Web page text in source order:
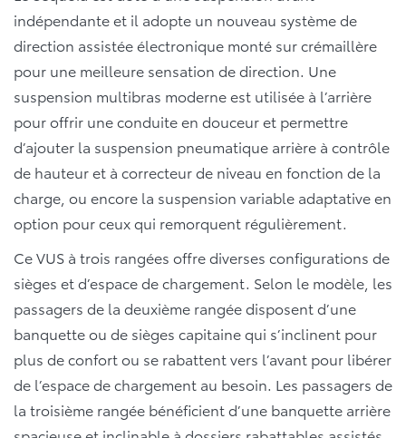
indépendante et il adopte un nouveau système de
direction assistée électronique monté sur crémaillère
pour une meilleure sensation de direction. Une
suspension multibras moderne est utilisée à l’arrière
pour offrir une conduite en douceur et permettre
d’ajouter la suspension pneumatique arrière à contrôle
de hauteur et à correcteur de niveau en fonction de la
charge, ou encore la suspension variable adaptative en
option pour ceux qui remorquent régulièrement.
Ce VUS à trois rangées offre diverses configurations de
sièges et d’espace de chargement. Selon le modèle, les
passagers de la deuxième rangée disposent d’une
banquette ou de sièges capitaine qui s’inclinent pour
plus de confort ou se rabattent vers l’avant pour libérer
de l’espace de chargement au besoin. Les passagers de
la troisième rangée bénéficient d’une banquette arrière